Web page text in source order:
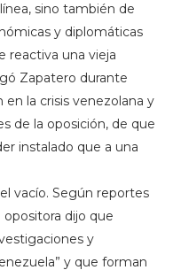
sino también de
y diplomáticas
reactiva una vieja
Zapatero durante
la crisis venezolana y
de la oposición, de que
instalado que a una
vacío. Según reportes
dijo que
y
y que forman